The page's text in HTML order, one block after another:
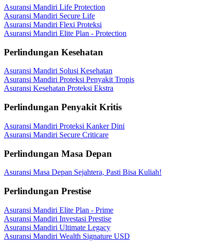
Asuransi Mandiri Life Protection
Asuransi Mandiri Secure Life
Asuransi Mandiri Flexi Proteksi
Asuransi Mandiri Elite Plan - Protection
Perlindungan Kesehatan
Asuransi Mandiri Solusi Kesehatan
Asuransi Mandiri Proteksi Penyakit Tropis
Asuransi Kesehatan Proteksi Ekstra
Perlindungan Penyakit Kritis
Asuransi Mandiri Proteksi Kanker Dini
Asuransi Mandiri Secure Criticare
Perlindungan Masa Depan
Asuransi Masa Depan Sejahtera, Pasti Bisa Kuliah!
Perlindungan Prestise
Asuransi Mandiri Elite Plan - Prime
Asuransi Mandiri Investasi Prestise
Asuransi Mandiri Ultimate Legacy
Asuransi Mandiri Wealth Signature USD